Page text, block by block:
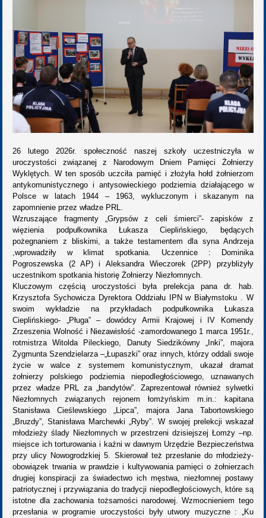
26 lutego 2026r. społeczność naszej szkoły uczestniczyła w
uroczystości związanej z Narodowym Dniem Pamięci Żołnierzy
Wyklętych. W ten sposób uczciła pamięć i złożyła hołd żołnierzom
antykomunistycznego i antysowieckiego podziemia działającego w
Polsce w latach 1944 – 1963, wykluczonym i skazanym na
zapomnienie przez władze PRL.
Wzruszające fragmenty „Grypsów z celi śmierci”- zapisków z
więzienia podpułkownika Łukasza Cieplińskiego, będących
pożegnaniem z bliskimi, a także testamentem dla syna Andrzeja
,wprowadziły w klimat spotkania. Uczennice : Dominika
Pogroszewska (2 AP) i Aleksandra Wieczorek (2PP) przybliżyły
uczestnikom spotkania historię Żołnierzy Niezłomnych.
Kluczowym częścią uroczystości była prelekcja pana dr. hab.
Krzysztofa Sychowicza Dyrektora Oddziału IPN w Białymstoku . W
swoim wykładzie na przykładach podpułkownika Łukasza
Cieplińskiego- „Pługa” – dowódcy Armii Krajowej i IV Komendy
Zrzeszenia Wolność i Niezawisłość -zamordowanego 1 marca 1951r.,
rotmistrza Witolda Pileckiego, Danuty Siedzikówny „Inki”, majora
Zygmunta Szendzielarza –„Łupaszki” oraz innych, którzy oddali swoje
życie w walce z systemem komunistycznym, ukazał dramat
żołnierzy polskiego podziemia niepodległościowego, uznawanych
przez władze PRL za „bandytów”. Zaprezentował również sylwetki
Niezłomnych związanych rejonem łomżyńskim m.in.: kapitana
Stanisława Cieślewskiego „Lipca”, majora Jana Tabortowskiego
„Bruzdy”, Stanisława Marchewki „Ryby”. W swojej prelekcji wskazał
młodzieży ślady Niezłomnych w przestrzeni dzisiejszej Łomży –np.
miejsce ich torturowania i kaźni w dawnym Urzędzie Bezpieczeństwa
przy ulicy Nowogrodzkiej 5. Skierował też przesłanie do młodzieży-
obowiązek trwania w prawdzie i kultywowania pamięci o żołnierzach
drugiej konspiracji za świadectwo ich męstwa, niezłomnej postawy
patriotycznej i przywiązania do tradycji niepodległościowych, które są
istotne dla zachowania tożsamości narodowej. Wzmocnieniem tego
przesłania w programie uroczystości były utwory muzyczne : „Ku